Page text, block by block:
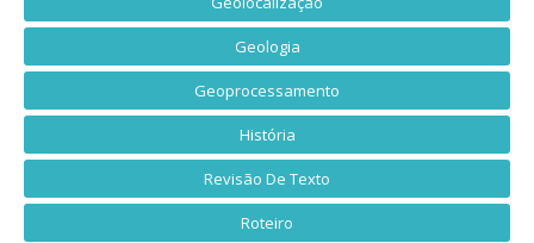
Geologia
Geoprocessamento
História
Revisão De Texto
Roteiro